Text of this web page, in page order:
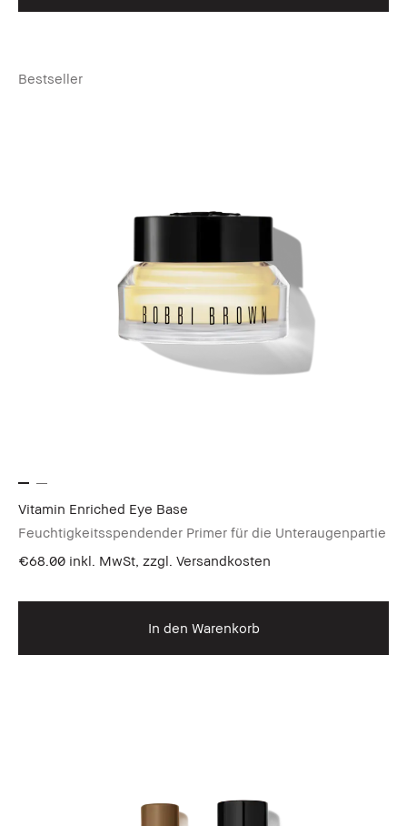
Bestseller
Vitamin Enriched Eye Base
Feuchtigkeitsspendender Primer für die Unteraugenpartie
€68.00 inkl. MwSt, zzgl. Versandkosten
In den Warenkorb